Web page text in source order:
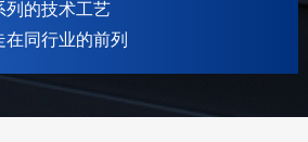
列的技术工艺
同行业的前列